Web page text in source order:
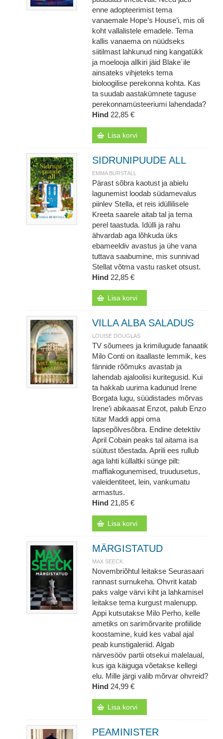
enne adopteerimist tema
vanaemale Hope’s House’i, mis oli
koht vallalistele emadele. Tema
kallis vanaema on nüüdseks
siitilmast lahkunud ning kangatükk
ja moelooja allkiri jäid Blake´ile
ainsateks vihjeteks tema
bioloogilise perekonna kohta. Kas
ta suudab aastakümnete taguse
perekonnamüsteeriumi lahendada?
Hind 22,85 €
Lisa korvi
SIDRUNIPUUDE ALL
EMMA BURSTALL
Pärast sõbra kaotust ja abielu
lagunemist loodab südamevalus
piinlev Stella, et reis idüllilisele
Kreeta saarele aitab tal ja tema
perel taastuda. Idülli ja rahu
ähvardab aga lõhkuda üks
ebameeldiv avastus ja ühe vana
tuttava saabumine, mis sunnivad
Stellat võtma vastu rasket otsust.
Hind 22,85 €
Lisa korvi
VILLA ALBA SALADUS
LOUISE DOUGLAS
TV sõumees ja krimilugude fanaatik
Milo Conti on itaallaste lemmik, kes
fännide rõõmuks avastab ja
lahendab ajaloolisi kuritegusid. Kui
ta hakkab uurima kadunud Irene
Borgata lugu, süüdistades mõrvas
Irene’i abikaasat Enzot, palub Enzo
tütar Maddi appi oma
lapsepõlvesõbra. Endine detektiiv
April Cobain peaks tal aitama isa
süütust tõestada. Aprili ees rullub
aga lahti küllaltki sünge pilt:
maffiakogunemised, truudusetus,
valeidentiteet, lein, vankumatu
armastus.
Hind 21,85 €
Lisa korvi
MÄRGISTATUD
MAX SEECK
Novembriõhtul leitakse Seurasaari
rannast surnukeha. Ohvrit katab
paks valge värvi kiht ja lahkamisel
leitakse tema kurgust malenupp.
Appi kutsutakse Milo Perho, kelle
ametiks on sarimõrvarite profiilide
koostamine, kuid kes vabal ajal
peab kunstigaleriid. Algab
närvesööv partii otsekui malelaual,
kus iga käiguga võetakse kellegi
elu. Mille järgi valib mõrvar ohvreid?
Hind 24,99 €
Lisa korvi
PEAMINISTER